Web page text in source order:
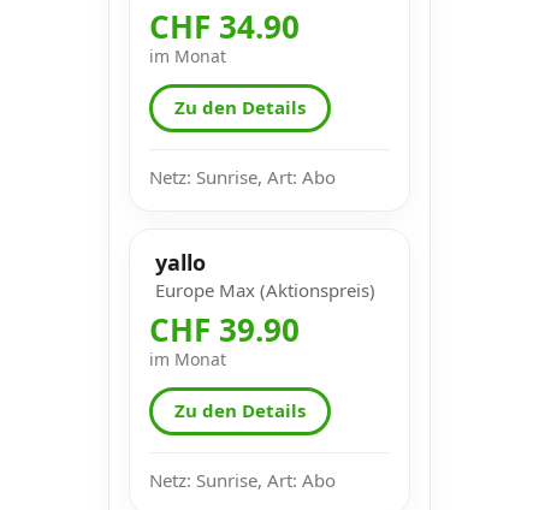
CHF 34.90
im Monat
Zu den Details
Netz: Sunrise, Art: Abo
yallo
Europe Max (Aktionspreis)
CHF 39.90
im Monat
Zu den Details
Netz: Sunrise, Art: Abo